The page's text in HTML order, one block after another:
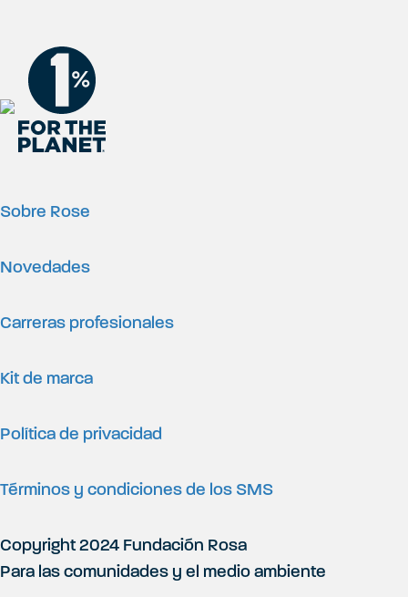
a
Sobre Rose
Novedades
Carreras profesionales
Kit de marca
Política de privacidad
Términos y condiciones de los SMS
Copyright 2024 Fundación Rosa
Para las comunidades y el medio ambiente